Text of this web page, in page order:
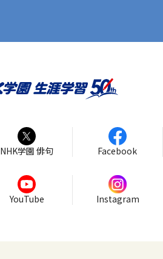
NHK学園 俳句 Facebook
YouTube Instagram